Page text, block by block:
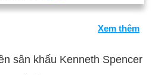
Xem thêm
sân khấu Kenneth Spencer